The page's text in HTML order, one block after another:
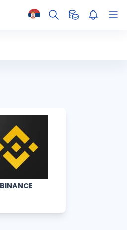
BINANCE